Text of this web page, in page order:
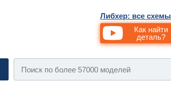
Либхер: все схемы
Как найти
деталь?